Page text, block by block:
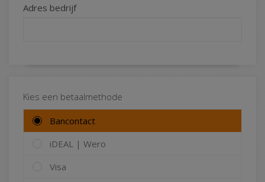
Adres bedrijf
Kies een betaalmethode
Bancontact
iDEAL | Wero
Visa